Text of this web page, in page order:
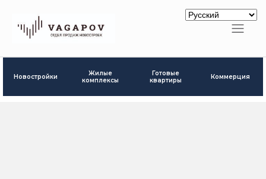
Новостройки
Жилые
комплексы
Готовые
квартиры
Коммерция